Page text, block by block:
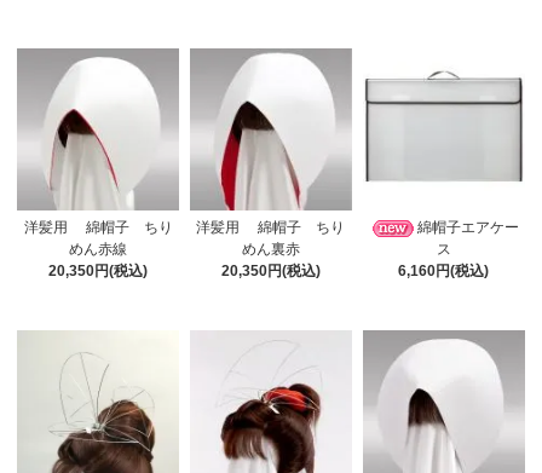
洋髪用 綿帽子 ちり
めん赤線
20,350円(税込)
洋髪用 綿帽子 ちり
めん裏赤
20,350円(税込)
綿帽子エアケー
ス
6,160円(税込)